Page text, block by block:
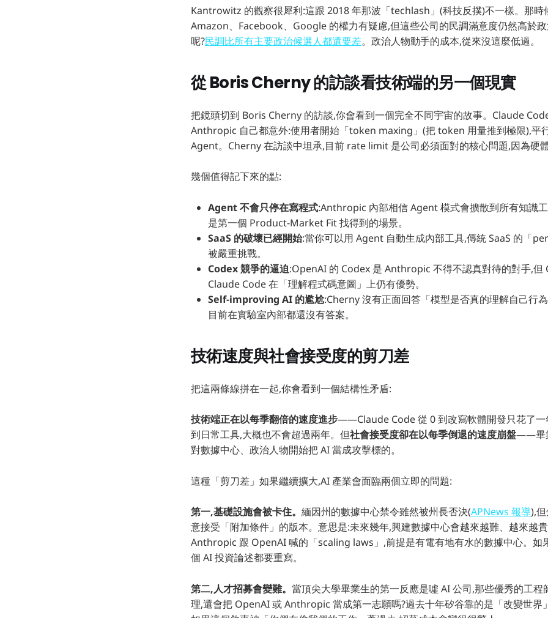
Kantrowitz 的觀察很犀利:這跟 2018 年那波「techlash」(科技反撲)不一樣。那時
Amazon、Facebook、Google 的權力有疑慮,但這些公司的民調滿意度仍然高於
呢?民調比所有主要政治候選人都還要差。政治人物動手的成本,從來沒這麼低過。
從 Boris Cherny 的訪談看技術端的另一個現實
把鏡頭切到 Boris Cherny 的訪談,你會看到一個完全不同宇宙的故事。Claude
Anthropic 自己都意外:使用者開始「token maxing」(把 token 用量推到極限),平
Agent。Cherny 在訪談中坦承,目前 rate limit 是公司必須面對的核心問題,因為硬體
幾個值得記下來的點:
Agent 不會只停在寫程式:Anthropic 內部相信 Agent 模式會擴散到所有知識
是第一個 Product-Market Fit 找得到的場景。
SaaS 的破壞已經開始:當你可以用 Agent 自動生成內部工具,傳統 SaaS 的「
被嚴重挑戰。
Codex 競爭的逼迫:OpenAI 的 Codex 是 Anthropic 不得不認真對待的對手,但
Claude Code 在「理解程式碼意圖」上仍有優勢。
Self-improving AI 的尷尬:Cherny 沒有正面回答「模型是否真的理解自己行
目前在實驗室內部都還沒有答案。
技術速度與社會接受度的剪刀差
把這兩條線拼在一起,你會看到一個結構性矛盾:
技術端正在以每季翻倍的速度進步——Claude Code 從 0 到改寫軟體開發只花了一
到日常工具,大概也不會超過兩年。但社會接受度卻在以每季倒退的速度崩盤——畢
對數據中心、政治人物開始把 AI 當成攻擊標的。
這種「剪刀差」如果繼續擴大,AI 產業會面臨兩個立即的問題:
第一,基礎設施會被卡住。 緬因州的數據中心禁令雖然被州長否決(APNews 報導),
意接受「附加條件」的版本。意思是:未來幾年,興建數據中心會越來越難、越來越貴
Anthropic 跟 OpenAI 喊的「scaling laws」,前提是有電有地有水的數據中心。如
個 AI 投資論述都要重寫。
第二,人才招募會變難。 當頂尖大學畢業生的第一反應是噓 AI 公司,那些優秀的工程
理,還會把 OpenAI 或 Anthropic 當成第一志願嗎?過去十年矽谷靠的是「改變世界